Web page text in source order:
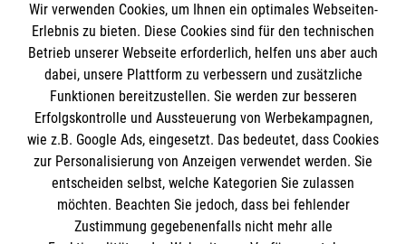
Empfänger: Malteser Hilfsdienst e.V.
IBAN: DE10 3706 0120 1201 2000 12
BIC: GENODED 1PA7
Wir verwenden Cookies, um Ihnen ein optimales Webseiten-
Erlebnis zu bieten. Diese Cookies sind für den technischen
Betrieb unserer Webseite erforderlich, helfen uns aber auch
dabei, unsere Plattform zu verbessern und zusätzliche
Funktionen bereitzustellen. Sie werden zur besseren
Erfolgskontrolle und Aussteuerung von Werbekampagnen,
wie z.B. Google Ads, eingesetzt. Das bedeutet, dass Cookies
zur Personalisierung von Anzeigen verwendet werden. Sie
entscheiden selbst, welche Kategorien Sie zulassen
möchten. Beachten Sie jedoch, dass bei fehlender
Zustimmung gegebenenfalls nicht mehr alle